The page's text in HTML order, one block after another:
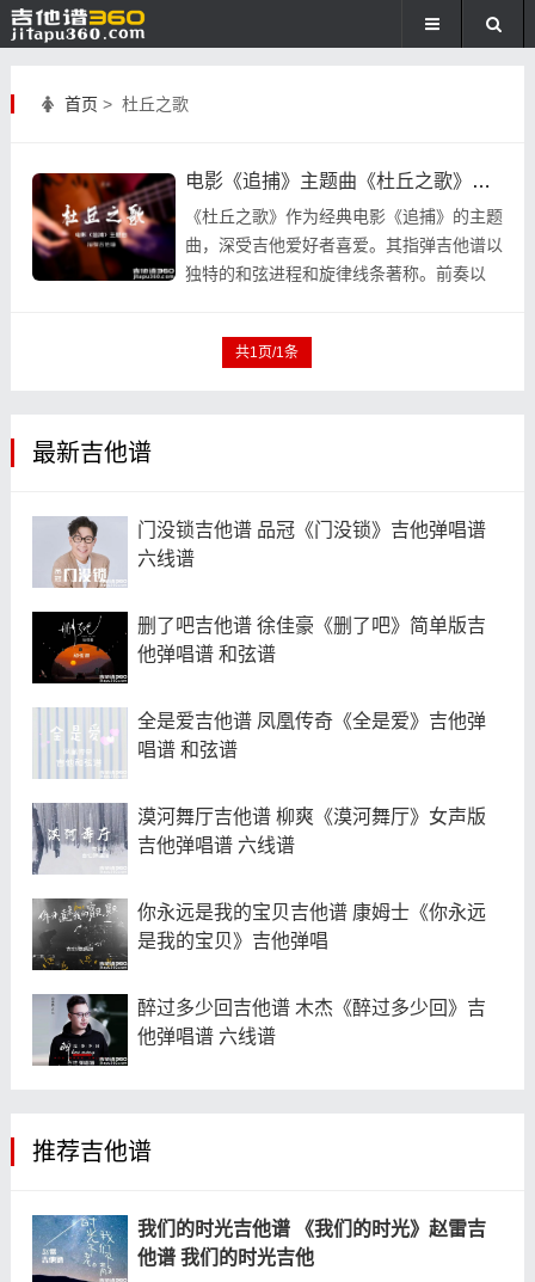
首页 > 杜丘之歌
电影《追捕》主题曲《杜丘之歌》指弹吉他谱 独奏谱 六线谱
《杜丘之歌》作为经典电影《追捕》的主题
曲，深受吉他爱好者喜爱。其指弹吉他谱以
独特的和弦进程和旋律线条著称。前奏以
共1页/1条
最新吉他谱
门没锁吉他谱 品冠《门没锁》吉他弹唱谱
六线谱
删了吧吉他谱 徐佳豪《删了吧》简单版吉
他弹唱谱 和弦谱
全是爱吉他谱 凤凰传奇《全是爱》吉他弹
唱谱 和弦谱
漠河舞厅吉他谱 柳爽《漠河舞厅》女声版
吉他弹唱谱 六线谱
你永远是我的宝贝吉他谱 康姆士《你永远
是我的宝贝》吉他弹唱
醉过多少回吉他谱 木杰《醉过多少回》吉
他弹唱谱 六线谱
推荐吉他谱
我们的时光吉他谱 《我们的时光》赵雷吉
他谱 我们的时光吉他